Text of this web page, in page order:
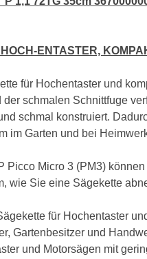
ENTASTER,
für Hochentaster und
der schmalen Schnittfuge
schmal konstruiert.
im Garten und bei
Picco Micro 3 (PM3)
wie Sie eine Sägekette
für Hochentaster
Gartenbesitzer und
und Motorsägen mit